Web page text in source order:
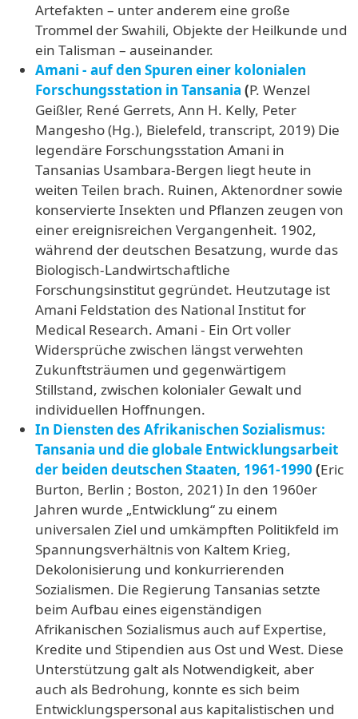
Artefakten – unter anderem eine große
Trommel der Swahili, Objekte der Heilkunde und
ein Talisman – auseinander.
Amani - auf den Spuren einer kolonialen
Forschungsstation in Tansania (P. Wenzel
Geißler, René Gerrets, Ann H. Kelly, Peter
Mangesho (Hg.), Bielefeld, transcript, 2019) Die
legendäre Forschungsstation Amani in
Tansanias Usambara-Bergen liegt heute in
weiten Teilen brach. Ruinen, Aktenordner sowie
konservierte Insekten und Pflanzen zeugen von
einer ereignisreichen Vergangenheit. 1902,
während der deutschen Besatzung, wurde das
Biologisch-Landwirtschaftliche
Forschungsinstitut gegründet. Heutzutage ist
Amani Feldstation des National Institut for
Medical Research. Amani - Ein Ort voller
Widersprüche zwischen längst verwehten
Zukunftsträumen und gegenwärtigem
Stillstand, zwischen kolonialer Gewalt und
individuellen Hoffnungen.
In Diensten des Afrikanischen Sozialismus:
Tansania und die globale Entwicklungsarbeit
der beiden deutschen Staaten, 1961-1990(Eric
Burton, Berlin ; Boston, 2021) In den 1960er
Jahren wurde „Entwicklung“ zu einem
universalen Ziel und umkämpften Politikfeld im
Spannungsverhältnis von Kaltem Krieg,
Dekolonisierung und konkurrierenden
Sozialismen. Die Regierung Tansanias setzte
beim Aufbau eines eigenständigen
Afrikanischen Sozialismus auch auf Expertise,
Kredite und Stipendien aus Ost und West. Diese
Unterstützung galt als Notwendigkeit, aber
auch als Bedrohung, konnte es sich beim
Entwicklungspersonal aus kapitalistischen und